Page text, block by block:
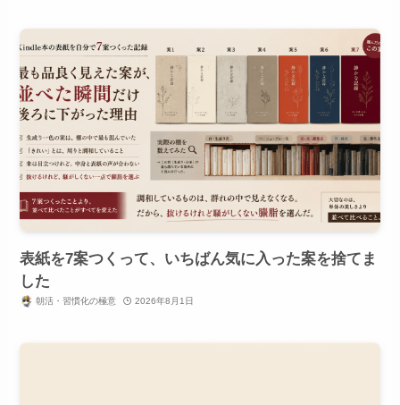
表紙を7案つくって、いちばん気に入った案を捨てま
した
朝活・習慣化の極意 2026年8月1日